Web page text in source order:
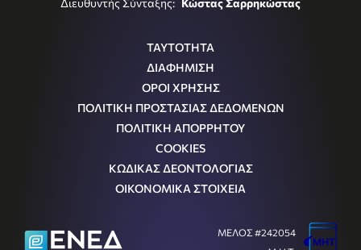
Διευθυντής Σύνταξης: Κώστας Σαρρηκώστας
ΤΑΥΤΟΤΗΤΑ
ΔΙΑΦΗΜΙΣΗ
ΟΡΟΙ ΧΡΗΣΗΣ
ΠΟΛΙΤΙΚΗ ΠΡΟΣΤΑΣΙΑΣ ΔΕΔΟΜΕΝΩΝ
ΠΟΛΙΤΙΚΗ ΑΠΟΡΡΗΤΟΥ
COOKIES
ΚΩΔΙΚΑΣ ΔΕΟΝΤΟΛΟΓΙΑΣ
ΟΙΚΟΝΟΜΙΚΑ ΣΤΟΙΧΕΙΑ
ΜΕΛΟΣ #242054